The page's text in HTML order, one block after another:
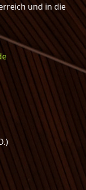
und in die